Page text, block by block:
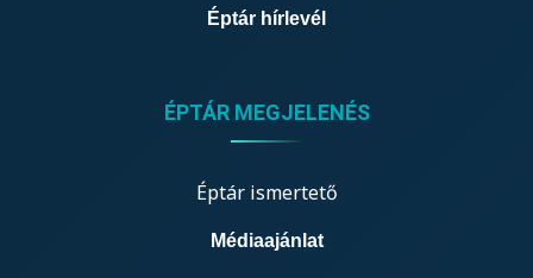
Éptár hírlevél
ÉPTÁR MEGJELENÉS
Éptár ismertető
Médiaajánlat